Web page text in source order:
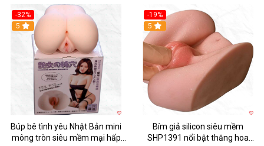
-32%
Hot
5
Búp bê tình yêu Nhật Bản mini
mông tròn siêu mềm mại hấp
-19%
Hot
5
Bím giả silicon siêu mềm
SHP1391 nổi bật thăng hoa